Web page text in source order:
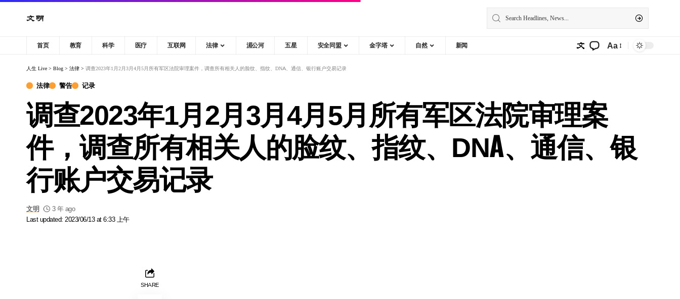
首页 教育 科学 医疗 互联网 法律 湄公河 五星 安全同盟 金字塔 自然 新闻 Aa
人生 Live > Blog > 法律 > 调查2023年1月2月3月4月5月所有军区法院审理案件，调查所有相关人的脸纹、指纹、DNA、通信、银行账户交易记录
法律 警告 记录
调查2023年1月2月3月4月5月所有军区法院审理案
件，调查所有相关人的脸纹、指纹、DNA、通信、银
行账户交易记录
Last updated: 2023/06/13 at 6:33 上午
文明 3 年 ago
SHARE